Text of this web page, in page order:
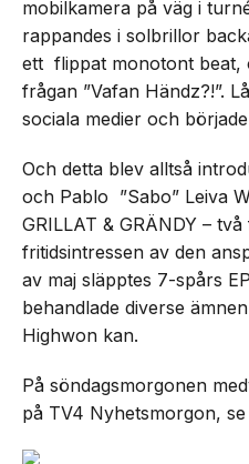
mobilkamera på väg i
rappandes i solbrillor
ett flippat monotont beat,
frågan ”Vafan Händz?!”.
sociala medier och
Och detta blev alltså
och Pablo ”Sabo” Leiva
GRILLAT & GRÄNDY –
fritidsintressen av den
av maj släpptes 7-spårs
behandlade diverse
Highwon kan.
På söndagsmorgonen
på TV4 Nyhetsmorgon, se